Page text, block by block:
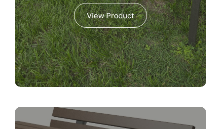
View Product